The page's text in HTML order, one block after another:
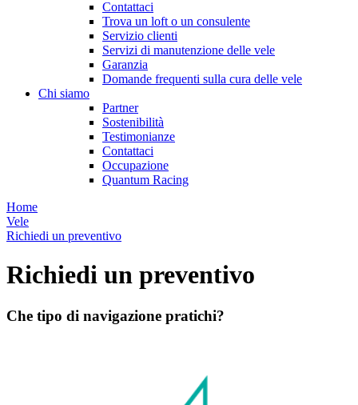
Contattaci
Trova un loft o un consulente
Servizio clienti
Servizi di manutenzione delle vele
Garanzia
Domande frequenti sulla cura delle vele
Chi siamo
Partner
Sostenibilità
Testimonianze
Contattaci
Occupazione
Quantum Racing
Home
Vele
Richiedi un preventivo
Richiedi un preventivo
Che tipo di navigazione pratichi?